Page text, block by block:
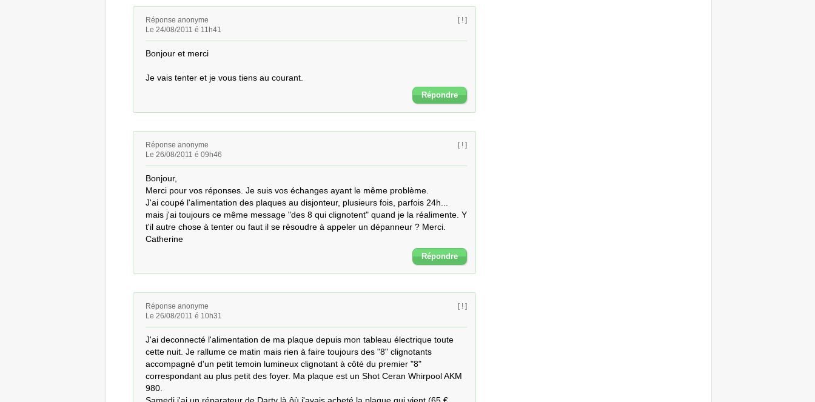
Réponse anonyme
Le 24/08/2011 é 11h41
[ ! ]
Bonjour et merci
Je vais tenter et je vous tiens au courant.
Répondre
Réponse anonyme
Le 26/08/2011 é 09h46
[ ! ]
Bonjour,
Merci pour vos réponses. Je suis vos échanges ayant le même problème.
J'ai coupé l'alimentation des plaques au disjonteur, plusieurs fois, parfois 24h...
mais j'ai toujours ce même message "des 8 qui clignotent" quand je la réalimente. Y
t'il autre chose à tenter ou faut il se résoudre à appeler un dépanneur ? Merci.
Catherine
Répondre
Réponse anonyme
Le 26/08/2011 é 10h31
[ ! ]
J'ai deconnecté l'alimentation de ma plaque depuis mon tableau électrique toute
cette nuit. Je rallume ce matin mais rien à faire toujours des "8" clignotants
accompagné d'un petit temoin lumineux clignotant à côté du premier "8"
correspondant au plus petit des foyer. Ma plaque est un Shot Ceran Whirpool AKM
980.